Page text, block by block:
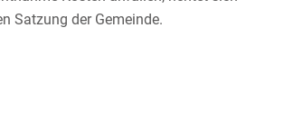
Satzung der Gemeinde.